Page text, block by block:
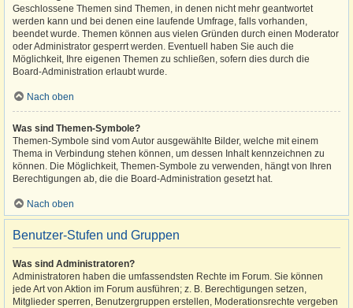
Geschlossene Themen sind Themen, in denen nicht mehr geantwortet
werden kann und bei denen eine laufende Umfrage, falls vorhanden,
beendet wurde. Themen können aus vielen Gründen durch einen Moderator
oder Administrator gesperrt werden. Eventuell haben Sie auch die
Möglichkeit, Ihre eigenen Themen zu schließen, sofern dies durch die
Board-Administration erlaubt wurde.
Nach oben
Was sind Themen-Symbole?
Themen-Symbole sind vom Autor ausgewählte Bilder, welche mit einem
Thema in Verbindung stehen können, um dessen Inhalt kennzeichnen zu
können. Die Möglichkeit, Themen-Symbole zu verwenden, hängt von Ihren
Berechtigungen ab, die die Board-Administration gesetzt hat.
Nach oben
Benutzer-Stufen und Gruppen
Was sind Administratoren?
Administratoren haben die umfassendsten Rechte im Forum. Sie können
jede Art von Aktion im Forum ausführen; z. B. Berechtigungen setzen,
Mitglieder sperren, Benutzergruppen erstellen, Moderationsrechte vergeben